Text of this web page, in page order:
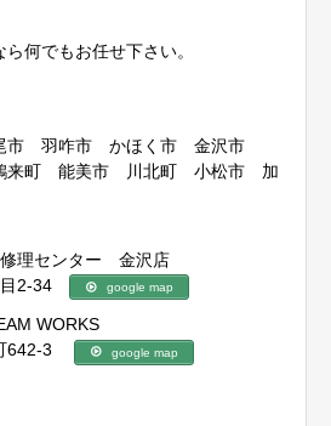
何でもお任せ下さい。
市 羽咋市 かほく市 金沢市
来町 能美市 川北町 小松市 加
理センター 金沢店
目2-34
google map
WORKS
642-3
google map